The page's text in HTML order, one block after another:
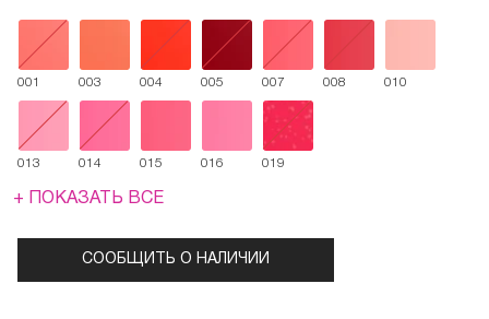
001 003 004 005 007 008 010
013 014 015 016 019
+ ПОКАЗАТЬ ВСЕ
СООБЩИТЬ О НАЛИЧИИ